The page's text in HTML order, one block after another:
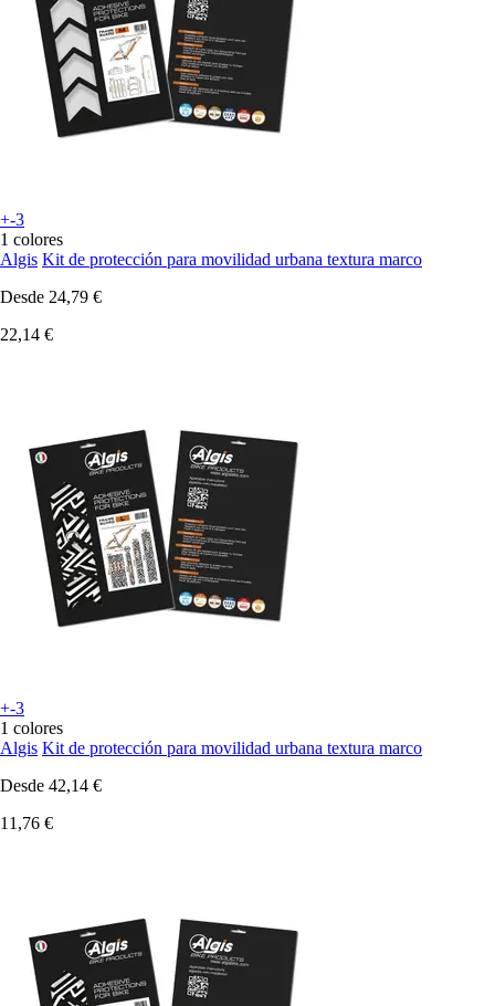
+-3
1 colores
Algis Kit de protección para movilidad urbana textura marco
Desde 24,79 €
22,14 €
+-3
1 colores
Algis Kit de protección para movilidad urbana textura marco
Desde 42,14 €
11,76 €